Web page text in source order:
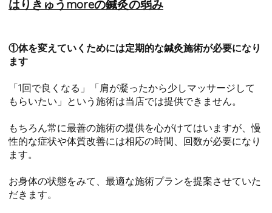
はりきゅうmoreの鍼灸の弱み
①体を変えていくためには定期的な鍼灸施術が必要になり
ます
「1回で良くなる」「肩が凝ったから少しマッサージして
もらいたい」という施術は当店では提供できません。
もちろん常に最善の施術の提供を心がけてはいますが、慢
性的な症状や体質改善には相応の時間、回数が必要になり
ます。
お身体の状態をみて、最適な施術プランを提案させていた
だきます。